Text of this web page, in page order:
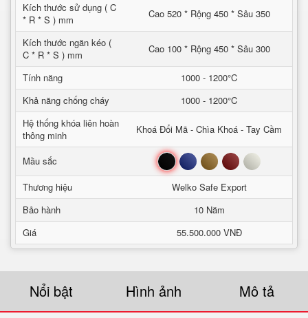
Kích thước sử dụng ( C
* R * S ) mm
Cao 520 * Rộng 450 * Sâu 350
Kích thước ngăn kéo (
C * R * S ) mm
Cao 100 * Rộng 450 * Sâu 300
Tính năng
1000 - 1200°C
Khả năng chống cháy
1000 - 1200°C
Hệ thống khóa liên hoàn
thông minh
Khoá Đổi Mã - Chìa Khoá - Tay Cầm
Mầu sắc Đen Xanh Nâu Đỏ Trắng
Thương hiệu
Welko Safe Export
Bảo hành
10 Năm
Giá
55.500.000 VNĐ
Nổi bật Hình ảnh Mô tả